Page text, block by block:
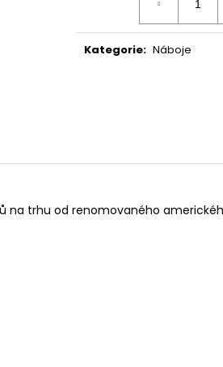
Kategorie: Náboje
na trhu od renomovaného